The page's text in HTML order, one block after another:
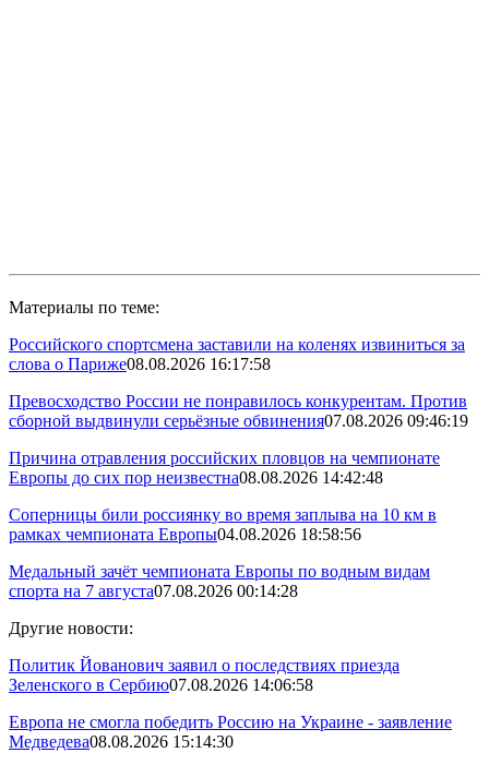
Материалы по теме:
Российского спортсмена заставили на коленях извиниться за
слова о Париже08.08.2026 16:17:58
Превосходство России не понравилось конкурентам. Против
сборной выдвинули серьёзные обвинения07.08.2026 09:46:19
Причина отравления российских пловцов на чемпионате
Европы до сих пор неизвестна08.08.2026 14:42:48
Соперницы били россиянку во время заплыва на 10 км в
рамках чемпионата Европы04.08.2026 18:58:56
Медальный зачёт чемпионата Европы по водным видам
спорта на 7 августа07.08.2026 00:14:28
Другие новости:
Политик Йованович заявил о последствиях приезда
Зеленского в Сербию07.08.2026 14:06:58
Европа не смогла победить Россию на Украине - заявление
Медведева08.08.2026 15:14:30